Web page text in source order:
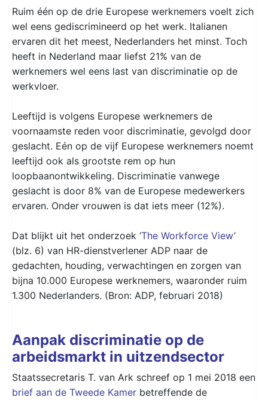
Ruim één op de drie Europese werknemers voelt zich
wel eens gediscrimineerd op het werk. Italianen
ervaren dit het meest, Nederlanders het minst. Toch
heeft in Nederland maar liefst 21% van de
werknemers wel eens last van discriminatie op de
werkvloer.
Leeftijd is volgens Europese werknemers de
voornaamste reden voor discriminatie, gevolgd door
geslacht. Eén op de vijf Europese werknemers noemt
leeftijd ook als grootste rem op hun
loopbaanontwikkeling. Discriminatie vanwege
geslacht is door 8% van de Europese medewerkers
ervaren. Onder vrouwen is dat iets meer (12%).
Dat blijkt uit het onderzoek ‘The Workforce View’
(blz. 6) van HR-dienstverlener ADP naar de
gedachten, houding, verwachtingen en zorgen van
bijna 10.000 Europese werknemers, waaronder ruim
1.300 Nederlanders. (Bron: ADP, februari 2018)
Aanpak discriminatie op de
arbeidsmarkt in uitzendsector
Staatssecretaris T. van Ark schreef op 1 mei 2018 een
brief aan de Tweede Kamer betreffende de